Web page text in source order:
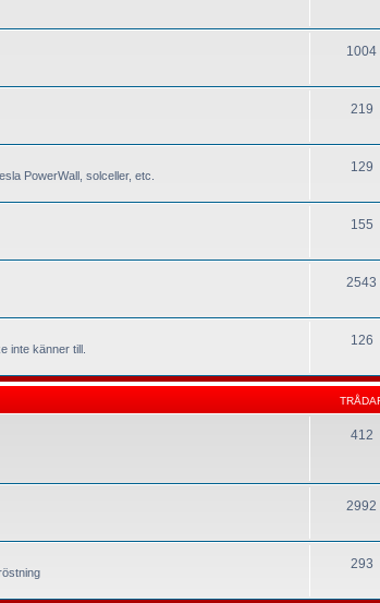
1004
219
PowerWall, solceller, etc.
129
155
2543
inte känner till.
126
412
2992
293